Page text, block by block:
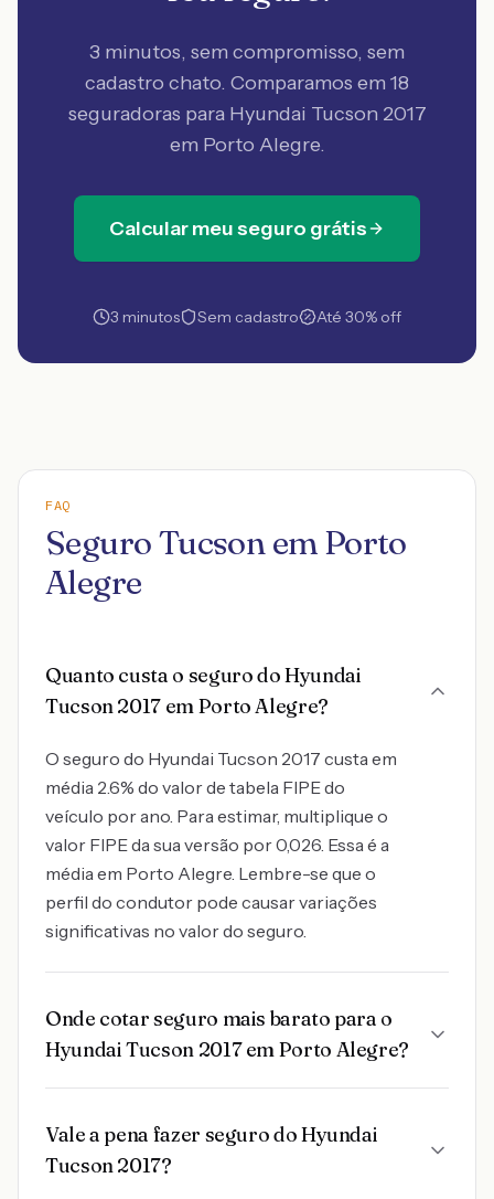
3 minutos, sem compromisso, sem
cadastro chato. Comparamos em 18
seguradoras para Hyundai Tucson 2017
em Porto Alegre.
Calcular meu seguro grátis
3 minutos Sem cadastro Até 30% off
FAQ
Seguro Tucson em Porto
Alegre
Quanto custa o seguro do Hyundai
Tucson 2017 em Porto Alegre?
O seguro do Hyundai Tucson 2017 custa em
média 2.6% do valor de tabela FIPE do
veículo por ano. Para estimar, multiplique o
valor FIPE da sua versão por 0,026. Essa é a
média em Porto Alegre. Lembre-se que o
perfil do condutor pode causar variações
significativas no valor do seguro.
Onde cotar seguro mais barato para o
Hyundai Tucson 2017 em Porto Alegre?
Vale a pena fazer seguro do Hyundai
Tucson 2017?